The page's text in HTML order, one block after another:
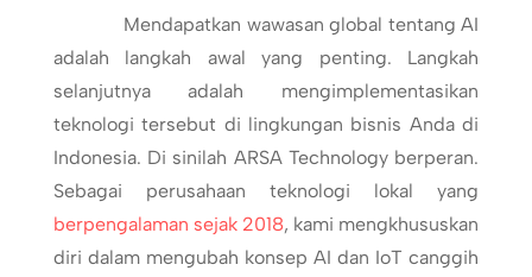
Mendapatkan wawasan global tentang AI
adalah langkah awal yang penting. Langkah
selanjutnya adalah mengimplementasikan
teknologi tersebut di lingkungan bisnis Anda di
Indonesia. Di sinilah ARSA Technology berperan.
Sebagai perusahaan teknologi lokal yang
berpengalaman sejak 2018, kami mengkhususkan
diri dalam mengubah konsep AI dan IoT canggih